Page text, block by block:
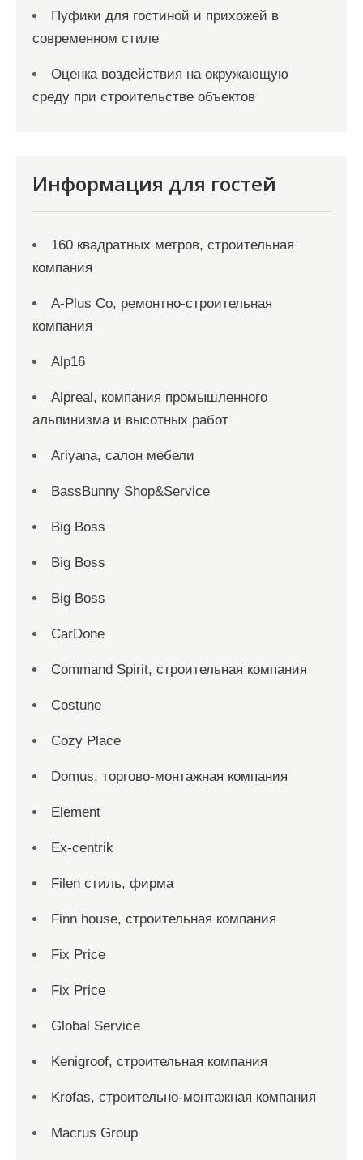
Пуфики для гостиной и прихожей в
современном стиле
Оценка воздействия на окружающую
среду при строительстве объектов
Информация для гостей
160 квадратных метров, строительная
компания
A-Plus Co, ремонтно-строительная
компания
Alp16
Alpreal, компания промышленного
альпинизма и высотных работ
Ariyana, салон мебели
BassBunny Shop&Service
Big Boss
Big Boss
Big Boss
CarDone
Command Spirit, строительная компания
Costune
Cozy Place
Domus, торгово-монтажная компания
Element
Ex-centrik
Filen стиль, фирма
Finn house, строительная компания
Fix Price
Fix Price
Global Service
Kenigroof, строительная компания
Krofas, строительно-монтажная компания
Macrus Group